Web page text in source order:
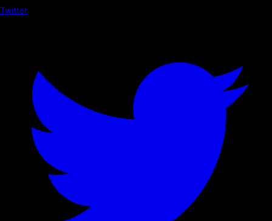
Twitter